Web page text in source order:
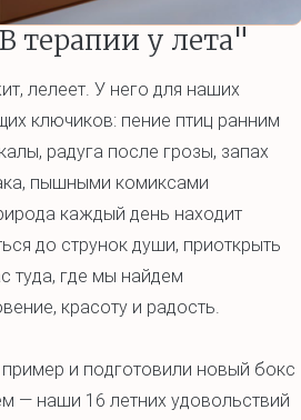
терапии у лета"
лелеет. У него для наших
ключиков: пение птиц ранним
радуга после грозы, запах
пышными комиксами
каждый день находит
до струнок души, приоткрыть
туда, где мы найдем
красоту и радость.
и подготовили новый бокс
— наши 16 летних удовольствий